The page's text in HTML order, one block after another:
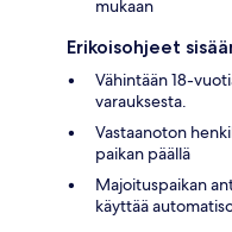
mukaan
Erikoisohjeet
Vähintään 18-
varauksesta.
Vastaanoton
paikan päällä
Majoituspaikan
käyttää